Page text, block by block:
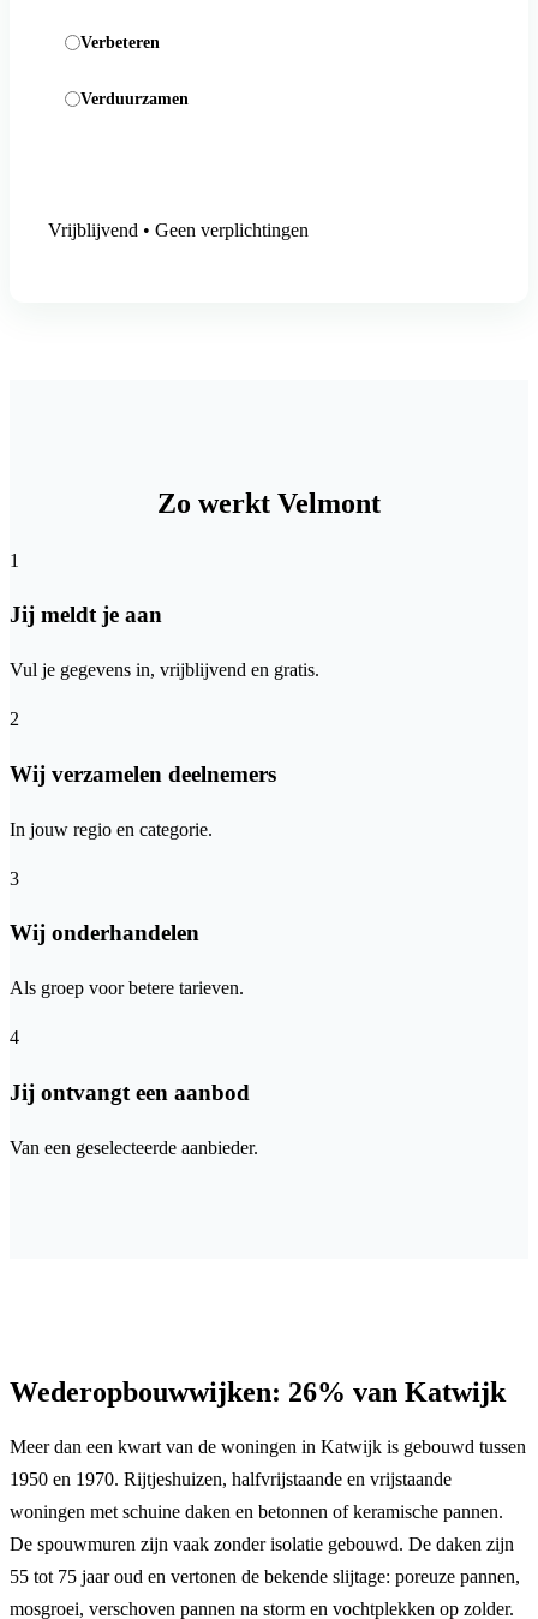
Verbeteren
Verduurzamen
Vrijblijvend • Geen verplichtingen
Zo werkt Velmont
1
Jij meldt je aan
Vul je gegevens in, vrijblijvend en gratis.
2
Wij verzamelen deelnemers
In jouw regio en categorie.
3
Wij onderhandelen
Als groep voor betere tarieven.
4
Jij ontvangt een aanbod
Van een geselecteerde aanbieder.
Wederopbouwwijken: 26% van Katwijk
Meer dan een kwart van de woningen in Katwijk is gebouwd tussen
1950 en 1970. Rijtjeshuizen, halfvrijstaande en vrijstaande
woningen met schuine daken en betonnen of keramische pannen.
De spouwmuren zijn vaak zonder isolatie gebouwd. De daken zijn
55 tot 75 jaar oud en vertonen de bekende slijtage: poreuze pannen,
mosgroei, verschoven pannen na storm en vochtplekken op zolder.